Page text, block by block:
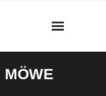
MÖWE